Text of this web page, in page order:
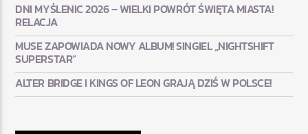
DNI MYŚLENIC 2026 – WIELKI POWRÓT ŚWIĘTA MIASTA!
RELACJA
MUSE ZAPOWIADA NOWY ALBUM! SINGIEL „NIGHTSHIFT
SUPERSTAR”
ALTER BRIDGE I KINGS OF LEON GRAJĄ DZIŚ W POLSCE!